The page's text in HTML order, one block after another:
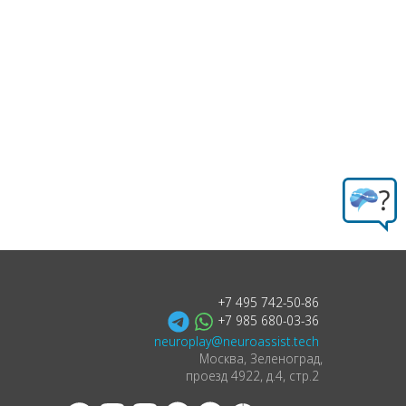
+7 495 742-50-86
+7 985 680-03-36
neuroplay@neuroassist.tech
Москва, Зеленоград,
проезд 4922, д.4, стр.2